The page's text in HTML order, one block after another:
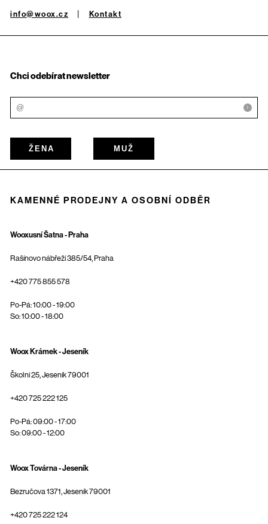
info@woox.cz Kontakt
Chci odebírat newsletter
i
ŽENA MUŽ
KAMENNÉ PRODEJNY A OSOBNÍ ODBĚR
Wooxusní Šatna - Praha
Rašínovo nábřeží 385/54, Praha
+420 775 855 578
Po-Pá: 10:00 - 19:00
So: 10:00 - 18:00
Woox Krámek - Jeseník
Školní 25, Jeseník 79001
+420 725 222 125
Po-Pá: 09:00 - 17:00
So: 09:00 - 12:00
Woox Továrna - Jeseník
Bezručova 1371, Jeseník 79001
+420 725 222 124